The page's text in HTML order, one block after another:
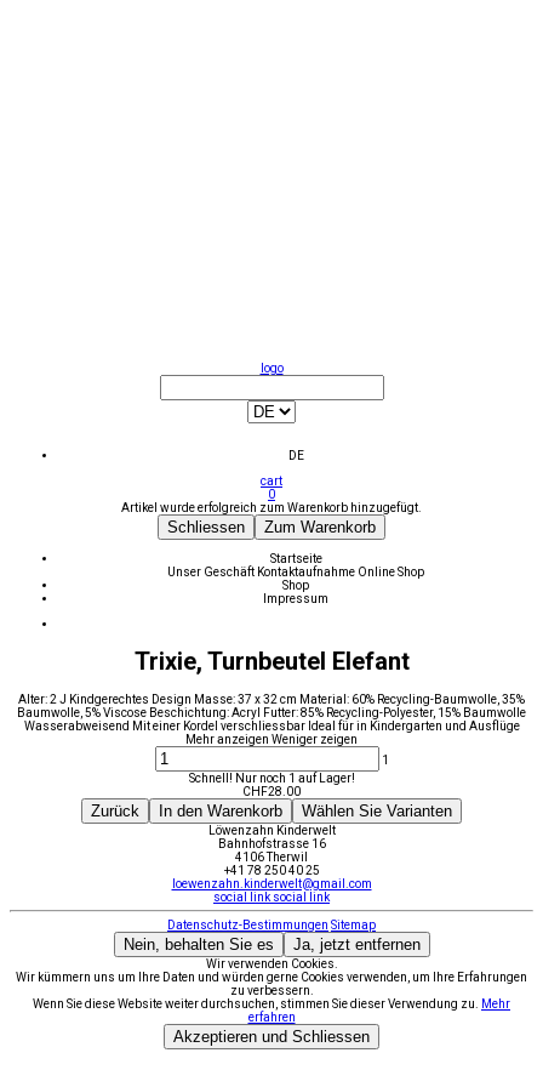
logo
DE
cart
0
Artikel wurde erfolgreich zum Warenkorb hinzugefügt.
Schliessen Zum Warenkorb
Startseite
Unser Geschäft Kontaktaufnahme Online Shop
Shop
Impressum
Trixie, Turnbeutel Elefant
Alter: 2 J Kindgerechtes Design Masse: 37 x 32 cm Material: 60% Recycling-Baumwolle, 35%
Baumwolle, 5% Viscose Beschichtung: Acryl Futter: 85% Recycling-Polyester, 15% Baumwolle
Wasserabweisend Mit einer Kordel verschliessbar Ideal für in Kindergarten und Ausflüge
Mehr anzeigen Weniger zeigen
1
Schnell! Nur noch 1 auf Lager!
CHF28.00
Zurück In den Warenkorb Wählen Sie Varianten
Löwenzahn Kinderwelt
Bahnhofstrasse 16
4106 Therwil
+41 78 250 40 25
loewenzahn.kinderwelt@gmail.com
social link social link
Datenschutz-Bestimmungen Sitemap
Nein, behalten Sie es Ja, jetzt entfernen
Wir verwenden Cookies.
Wir kümmern uns um Ihre Daten und würden gerne Cookies verwenden, um Ihre Erfahrungen
zu verbessern.
Wenn Sie diese Website weiter durchsuchen, stimmen Sie dieser Verwendung zu.
Mehr
erfahren
Akzeptieren und Schliessen